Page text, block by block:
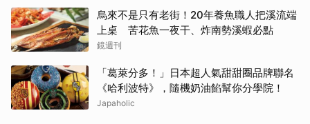
烏來不是只有老街！20年養魚職人把溪流端
上桌 苦花魚一夜干、炸南勢溪蝦必點
鏡週刊
「葛萊分多！」日本超人氣甜甜圈品牌聯名
《哈利波特》，隨機奶油餡幫你分學院！
Japaholic